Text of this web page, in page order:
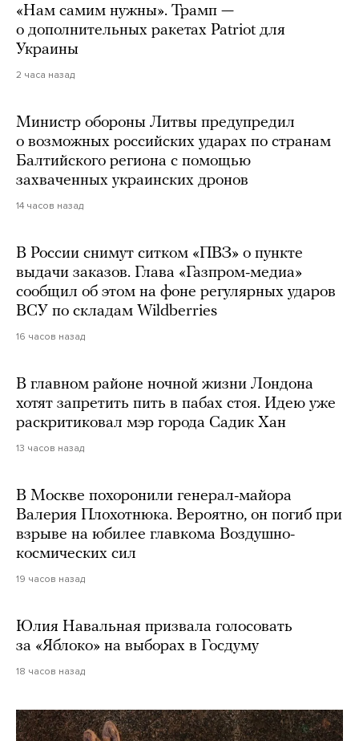
«Нам самим нужны». Трамп —
о дополнительных ракетах Patriot для
Украины
2 часа назад
Министр обороны Литвы предупредил
о возможных российских ударах по странам
Балтийского региона с помощью
захваченных украинских дронов
14 часов назад
В России снимут ситком «ПВЗ» о пункте
выдачи заказов. Глава «Газпром-медиа»
сообщил об этом на фоне регулярных ударов
ВСУ по складам Wildberries
16 часов назад
В главном районе ночной жизни Лондона
хотят запретить пить в пабах стоя. Идею уже
раскритиковал мэр города Садик Хан
13 часов назад
В Москве похоронили генерал-майора
Валерия Плохотнюка. Вероятно, он погиб при
взрыве на юбилее главкома Воздушно-
космических сил
19 часов назад
Юлия Навальная призвала голосовать
за «Яблоко» на выборах в Госдуму
18 часов назад